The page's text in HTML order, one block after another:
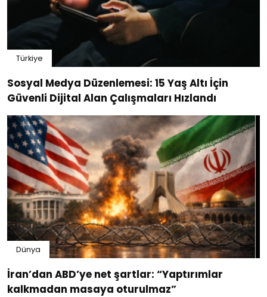
Türkiye
Sosyal Medya Düzenlemesi: 15 Yaş Altı İçin
Güvenli Dijital Alan Çalışmaları Hızlandı
Dünya
İran’dan ABD’ye net şartlar: “Yaptırımlar
kalkmadan masaya oturulmaz”